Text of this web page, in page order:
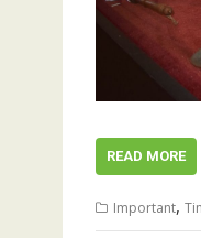
READ MORE
Important,